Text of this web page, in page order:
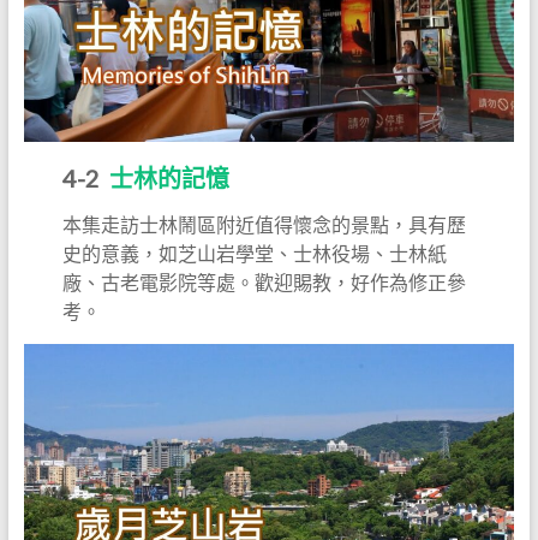
4-2 士林的記憶
本集走訪士林鬧區附近值得懷念的景點，具有歷
史的意義，如芝山岩學堂、士林役場、士林紙
廠、古老電影院等處。歡迎賜教，好作為修正參
考。